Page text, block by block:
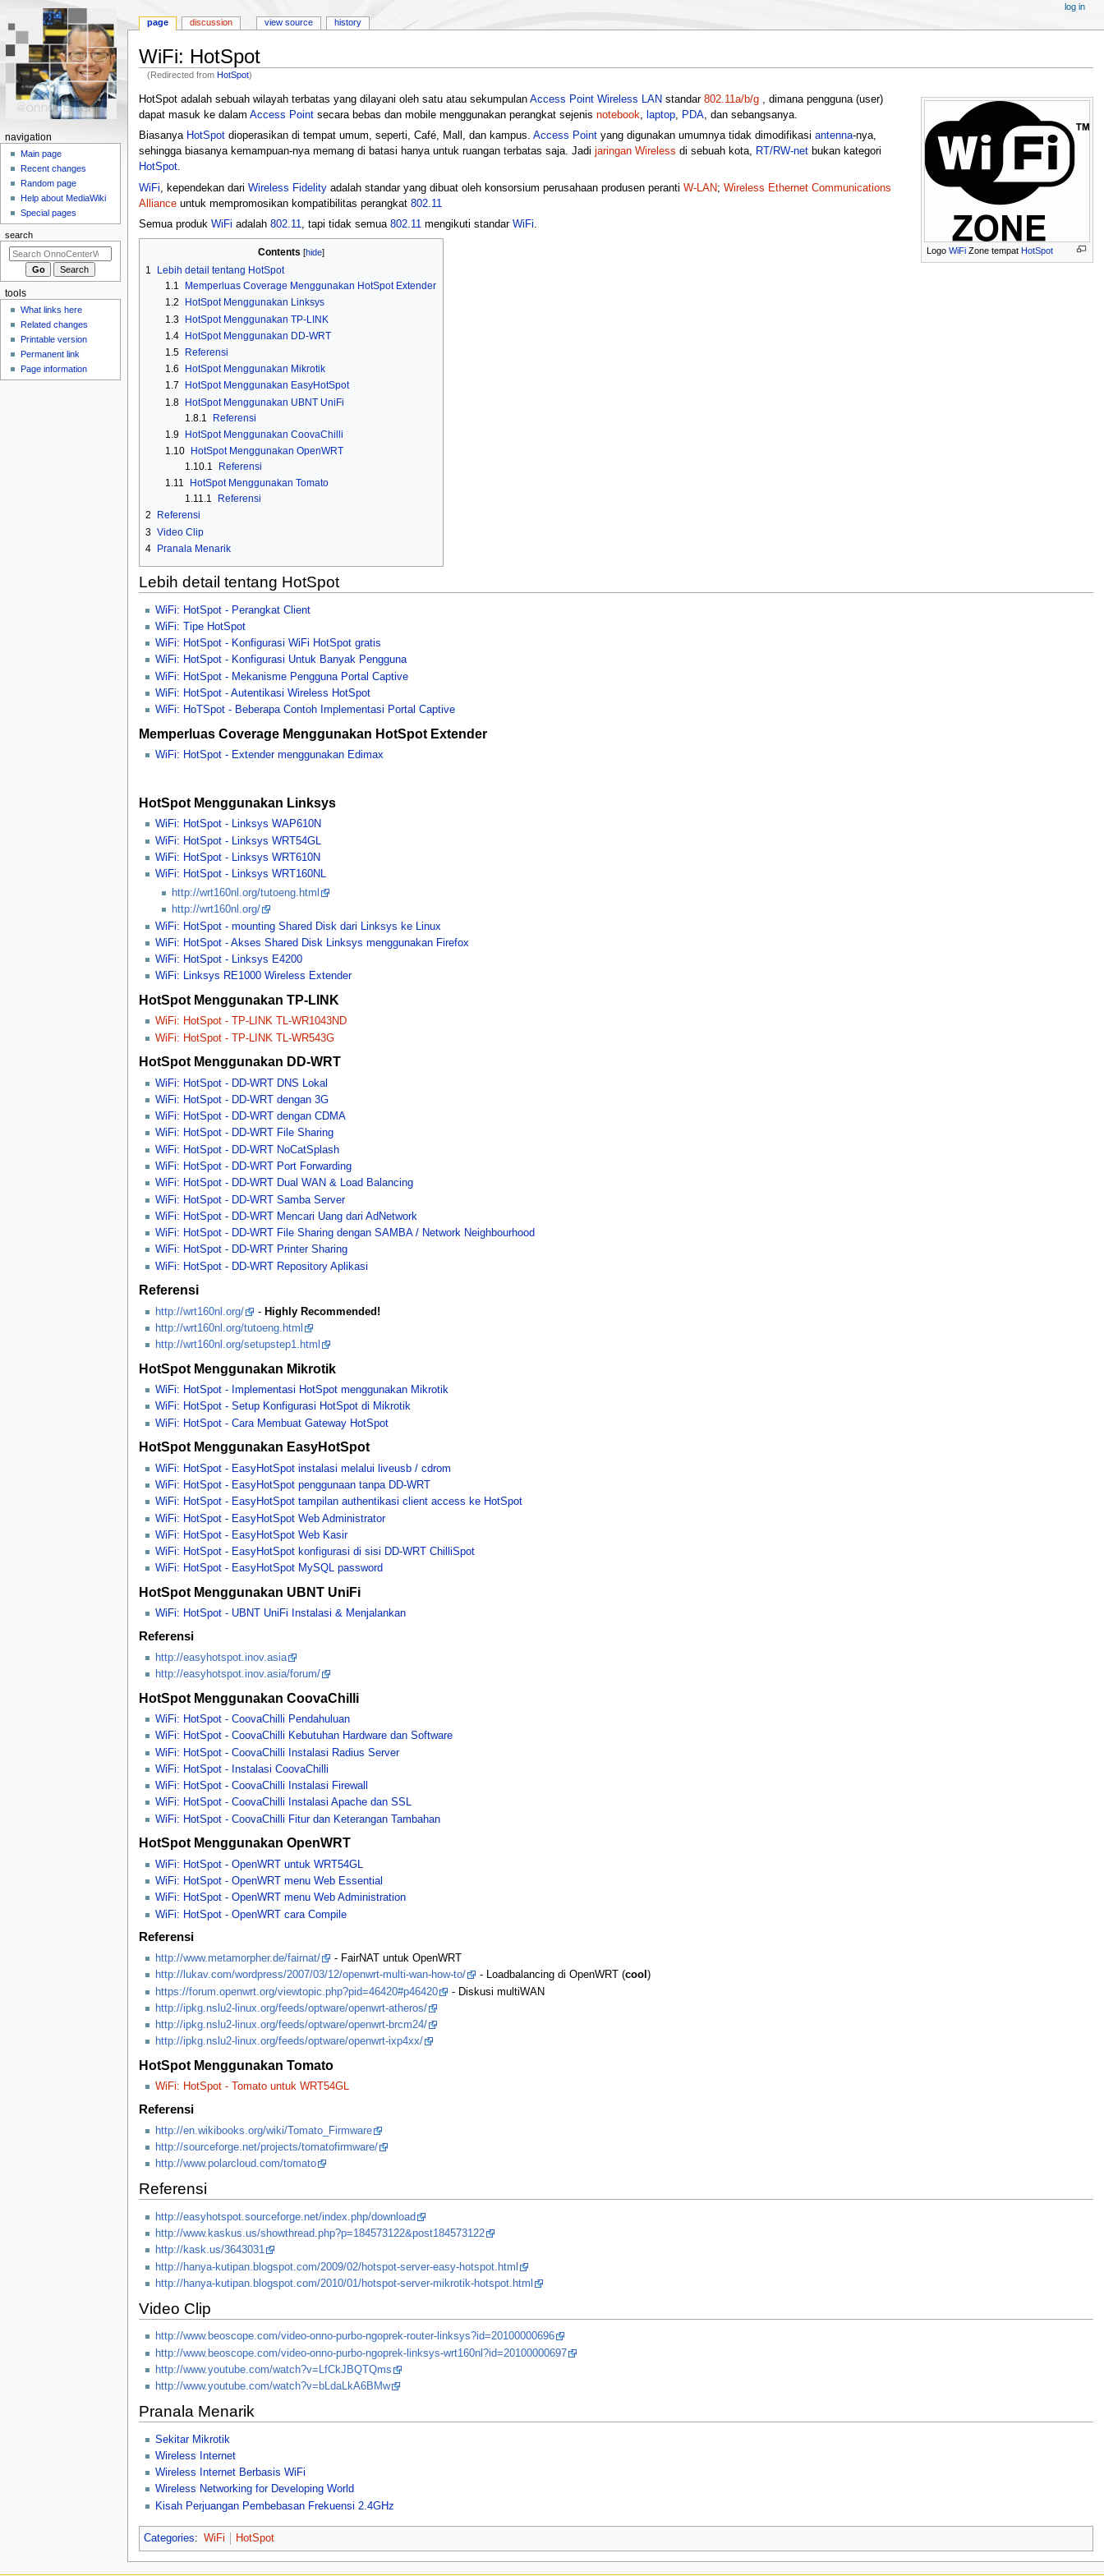
WiFi: HotSpot
(Redirected from HotSpot)
Jump
to
navigation
Jump
to
search
LogoWiFi Zone tempat HotSpot
HotSpot adalah sebuah wilayah terbatas yang dilayani oleh satu atau sekumpulan Access Point Wireless LAN standar 802.11a/b/g, dimana pengguna (user)
dapat masuk ke dalam Access Pointsecara bebas dan mobile menggunakan perangkat sejenis notebook, laptop, PDA, dan sebangsanya.
Biasanya HotSpotdioperasikan di tempat umum, seperti, Café, Mall, dan kampus. Access Pointyang digunakan umumnya tidak dimodifikasi antenna-nya,
sehingga biasanya kemampuan-nya memang di batasi hanya untuk ruangan terbatas saja. Jadi jaringan Wireless di sebuah kota, RT/RW-netbukan kategori
HotSpot.
WiFi, kependekan dari Wireless Fidelityadalah standar yang dibuat oleh konsorsium perusahaan produsen peranti W-LAN; Wireless Ethernet Communications
Allianceuntuk mempromosikan kompatibilitas perangkat 802.11
Semua produk WiFi adalah 802.11, tapi tidak semua 802.11mengikuti standar WiFi.
Contents
1
Lebih detail tentang HotSpot
1.1
Memperluas Coverage Menggunakan HotSpot Extender
1.2
HotSpot Menggunakan Linksys
1.3 HotSpot Menggunakan TP-LINK
1.4 HotSpot Menggunakan DD-WRT
1.5
Referensi
1.6
HotSpot Menggunakan Mikrotik
1.7
HotSpot Menggunakan EasyHotSpot
1.8 HotSpot Menggunakan UBNT UniFi
1.8.1
Referensi
1.9 HotSpot Menggunakan CoovaChilli
1.10
HotSpot Menggunakan OpenWRT
1.10.1
Referensi
1.11
HotSpot Menggunakan Tomato
1.11.1
Referensi
2
Referensi
3 Video Clip
4 Pranala Menarik
Lebih detail tentang HotSpot
WiFi: HotSpot - Perangkat Client
WiFi: Tipe HotSpot
WiFi: HotSpot - Konfigurasi WiFi HotSpot gratis
WiFi: HotSpot - Konfigurasi Untuk Banyak Pengguna
WiFi: HotSpot - Mekanisme Pengguna Portal Captive
WiFi: HotSpot - Autentikasi Wireless HotSpot
WiFi: HoTSpot - Beberapa Contoh Implementasi Portal Captive
Memperluas Coverage Menggunakan HotSpot Extender
WiFi: HotSpot - Extender menggunakan Edimax
HotSpot Menggunakan Linksys
WiFi: HotSpot - Linksys WAP610N
WiFi: HotSpot - Linksys WRT54GL
WiFi: HotSpot - Linksys WRT610N
WiFi: HotSpot - Linksys WRT160NL
http://wrt160nl.org/tutoeng.html
http://wrt160nl.org/
WiFi: HotSpot - mounting Shared Disk dari Linksys ke Linux
WiFi: HotSpot - Akses Shared Disk Linksys menggunakan Firefox
WiFi: HotSpot - Linksys E4200
WiFi: Linksys RE1000 Wireless Extender
HotSpot Menggunakan TP-LINK
WiFi: HotSpot - TP-LINK TL-WR1043ND
WiFi: HotSpot - TP-LINK TL-WR543G
HotSpot Menggunakan DD-WRT
WiFi: HotSpot - DD-WRT DNS Lokal
WiFi: HotSpot - DD-WRT dengan 3G
WiFi: HotSpot - DD-WRT dengan CDMA
WiFi: HotSpot - DD-WRT File Sharing
WiFi: HotSpot - DD-WRT NoCatSplash
WiFi: HotSpot - DD-WRT Port Forwarding
WiFi: HotSpot - DD-WRT Dual WAN & Load Balancing
WiFi: HotSpot - DD-WRT Samba Server
WiFi: HotSpot - DD-WRT Mencari Uang dari AdNetwork
WiFi: HotSpot - DD-WRT File Sharing dengan SAMBA / Network Neighbourhood
WiFi: HotSpot - DD-WRT Printer Sharing
WiFi: HotSpot - DD-WRT Repository Aplikasi
Referensi
http://wrt160nl.org/ - Highly Recommended!
http://wrt160nl.org/tutoeng.html
http://wrt160nl.org/setupstep1.html
HotSpot Menggunakan Mikrotik
WiFi: HotSpot - Implementasi HotSpot menggunakan Mikrotik
WiFi: HotSpot - Setup Konfigurasi HotSpot di Mikrotik
WiFi: HotSpot - Cara Membuat Gateway HotSpot
HotSpot Menggunakan EasyHotSpot
WiFi: HotSpot - EasyHotSpot instalasi melalui liveusb / cdrom
WiFi: HotSpot - EasyHotSpot penggunaan tanpa DD-WRT
WiFi: HotSpot - EasyHotSpot tampilan authentikasi client access ke HotSpot
WiFi: HotSpot - EasyHotSpot Web Administrator
WiFi: HotSpot - EasyHotSpot Web Kasir
WiFi: HotSpot - EasyHotSpot konfigurasi di sisi DD-WRT ChilliSpot
WiFi: HotSpot - EasyHotSpot MySQL password
HotSpot Menggunakan UBNT UniFi
WiFi: HotSpot - UBNT UniFi Instalasi & Menjalankan
Referensi
http://easyhotspot.inov.asia
http://easyhotspot.inov.asia/forum/
HotSpot Menggunakan CoovaChilli
WiFi: HotSpot - CoovaChilli Pendahuluan
WiFi: HotSpot - CoovaChilli Kebutuhan Hardware dan Software
WiFi: HotSpot - CoovaChilli Instalasi Radius Server
WiFi: HotSpot - Instalasi CoovaChilli
WiFi: HotSpot - CoovaChilli Instalasi Firewall
WiFi: HotSpot - CoovaChilli Instalasi Apache dan SSL
WiFi: HotSpot - CoovaChilli Fitur dan Keterangan Tambahan
HotSpot Menggunakan OpenWRT
WiFi: HotSpot - OpenWRT untuk WRT54GL
WiFi: HotSpot - OpenWRT menu Web Essential
WiFi: HotSpot - OpenWRT menu Web Administration
WiFi: HotSpot - OpenWRT cara Compile
Referensi
http://www.metamorpher.de/fairnat/
- FairNAT untuk OpenWRT
http://lukav.com/wordpress/2007/03/12/openwrt-multi-wan-how-to/
- Loadbalancing di OpenWRT (cool )
https://forum.openwrt.org/viewtopic.php?pid=46420#p46420
- Diskusi multiWAN
http://ipkg.nslu2-linux.org/feeds/optware/openwrt-atheros/
http://ipkg.nslu2-linux.org/feeds/optware/openwrt-brcm24/
http://ipkg.nslu2-linux.org/feeds/optware/openwrt-ixp4xx/
HotSpot Menggunakan Tomato
WiFi: HotSpot - Tomato untuk WRT54GL
Referensi
http://en.wikibooks.org/wiki/Tomato_Firmware
http://sourceforge.net/projects/tomatofirmware/
http://www.polarcloud.com/tomato
Referensi
http://easyhotspot.sourceforge.net/index.php/download
http://www.kaskus.us/showthread.php?p=184573122&post184573122
http://kask.us/3643031
http://hanya-kutipan.blogspot.com/2009/02/hotspot-server-easy-hotspot.html
http://hanya-kutipan.blogspot.com/2010/01/hotspot-server-mikrotik-hotspot.html
Video Clip
http://www.beoscope.com/video-onno-purbo-ngoprek-router-linksys?id=20100000696
http://www.beoscope.com/video-onno-purbo-ngoprek-linksys-wrt160nl?id=20100000697
http://www.youtube.com/watch?v=LfCkJBQTQms
http://www.youtube.com/watch?v=bLdaLkA6BMw
Pranala Menarik
Sekitar Mikrotik
Wireless Internet
Wireless Internet Berbasis WiFi
Wireless Networking for Developing World
Kisah Perjuangan Pembebasan Frekuensi 2.4GHz
Categories: WiFi HotSpot
N
a
o
n
m
page discussion view source history
log in
navigation
Main page
Recent changes
Random page
Help about MediaWiki
Special pages
search
tools
What links here
Related changes
Printable version
Permanent link
Page information